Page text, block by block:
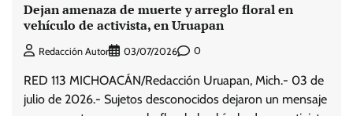
Dejan amenaza de muerte y arreglo floral en
vehículo de activista, en Uruapan
Redacción Autor 03/07/2026 0
RED 113 MICHOACÁN/Redacción Uruapan, Mich.- 03 de
julio de 2026.- Sujetos desconocidos dejaron un mensaje